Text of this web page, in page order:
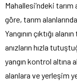
Mahallesi’ndeki
göre, tarım
Yangının çıktığı
anızların hızla
yangın kontrol altına
alanlara ve yerleşim